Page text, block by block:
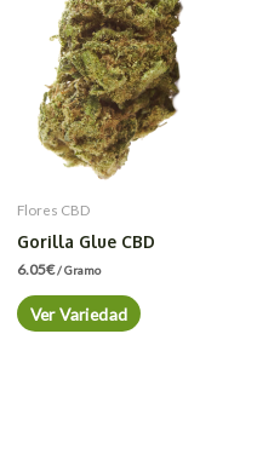
Flores CBD
Gorilla Glue CBD
6.05€/ Gramo
Ver Variedad